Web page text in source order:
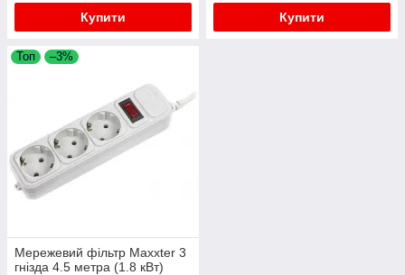
Купити Купити
Топ –3%
Мережевий фільтр Maxxter 3
гнізда 4.5 метра (1.8 кВт)